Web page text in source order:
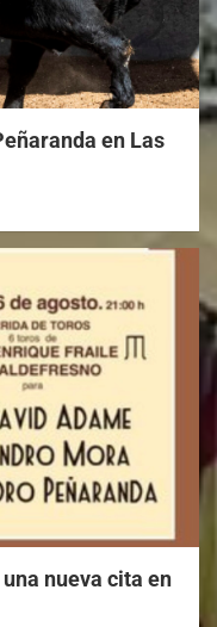
en Las
nueva cita en